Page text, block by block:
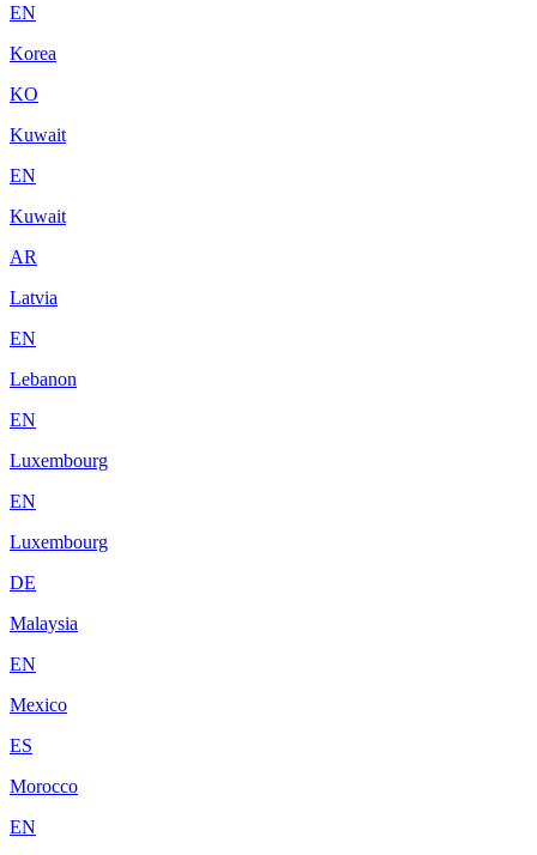
EN
Korea
KO
Kuwait
EN
Kuwait
AR
Latvia
EN
Lebanon
EN
Luxembourg
EN
Luxembourg
DE
Malaysia
EN
Mexico
ES
Morocco
EN